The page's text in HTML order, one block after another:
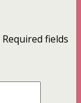
Required fields